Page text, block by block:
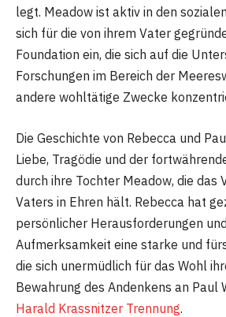
legt. Meadow ist aktiv in den
sich für die von ihrem Vater
Foundation ein, die sich auf die
Forschungen im Bereich der
andere wohltätige Zwecke
Die Geschichte von Rebecca und
Liebe, Tragödie und der
durch ihre Tochter Meadow, die das
Vaters in Ehren hält. Rebecca hat
persönlicher Herausforderungen
Aufmerksamkeit eine starke und
die sich unermüdlich für das Wohl
Bewahrung des Andenkens an Paul
Harald Krassnitzer Trennung.